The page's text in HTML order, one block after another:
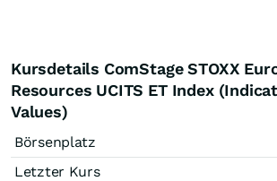
Kursdetails ComStage STOXX
Resources UCITS ET Index
Values)
Börsenplatz
Letzter Kurs